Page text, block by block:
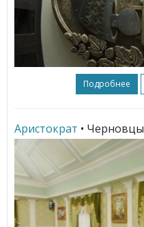
Подробнее
Аристократ • Черновцы